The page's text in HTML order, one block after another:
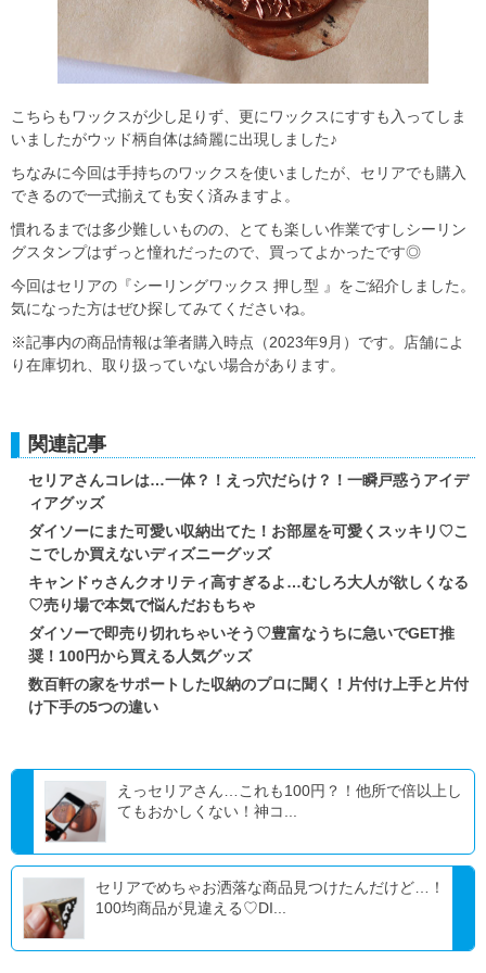
こちらもワックスが少し足りず、更にワックスにすすも入ってしま
いましたがウッド柄自体は綺麗に出現しました♪
ちなみに今回は手持ちのワックスを使いましたが、セリアでも購入
できるので一式揃えても安く済みますよ。
慣れるまでは多少難しいものの、とても楽しい作業ですしシーリン
グスタンプはずっと憧れだったので、買ってよかったです◎
今回はセリアの『シーリングワックス 押し型 』をご紹介しました。
気になった方はぜひ探してみてくださいね。
※記事内の商品情報は筆者購入時点（2023年9月）です。店舗によ
り在庫切れ、取り扱っていない場合があります。
関連記事
セリアさんコレは…一体？！えっ穴だらけ？！一瞬戸惑うアイデ
ィアグッズ
ダイソーにまた可愛い収納出てた！お部屋を可愛くスッキリ♡こ
こでしか買えないディズニーグッズ
キャンドゥさんクオリティ高すぎるよ…むしろ大人が欲しくなる
♡売り場で本気で悩んだおもちゃ
ダイソーで即売り切れちゃいそう♡豊富なうちに急いでGET推
奨！100円から買える人気グッズ
数百軒の家をサポートした収納のプロに聞く！片付け上手と片付
け下手の5つの違い
えっセリアさん…これも100円？！他所で倍以上し
てもおかしくない！神コ...
セリアでめちゃお洒落な商品見つけたんだけど…！
100均商品が見違える♡DI...